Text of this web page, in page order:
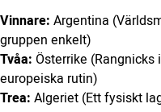
Vinnare: Argentina
gruppen enkelt)
Tvåa: Österrike
europeiska rutin)
Trea: Algeriet (Ett fysiskt